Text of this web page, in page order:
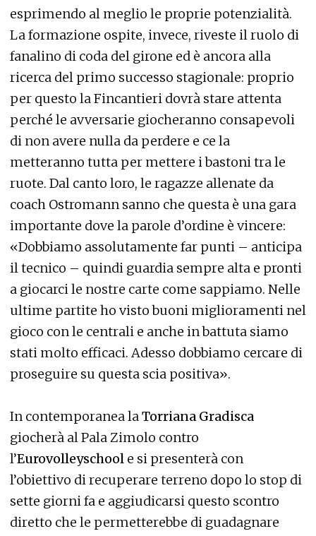
esprimendo al meglio le proprie potenzialità.
La formazione ospite, invece, riveste il ruolo di
fanalino di coda del girone ed è ancora alla
ricerca del primo successo stagionale: proprio
per questo la Fincantieri dovrà stare attenta
perché le avversarie giocheranno consapevoli
di non avere nulla da perdere e ce la
metteranno tutta per mettere i bastoni tra le
ruote. Dal canto loro, le ragazze allenate da
coach Ostromann sanno che questa è una gara
importante dove la parole d’ordine è vincere:
«Dobbiamo assolutamente far punti – anticipa
il tecnico – quindi guardia sempre alta e pronti
a giocarci le nostre carte come sappiamo. Nelle
ultime partite ho visto buoni miglioramenti nel
gioco con le centrali e anche in battuta siamo
stati molto efficaci. Adesso dobbiamo cercare di
proseguire su questa scia positiva».
In contemporanea laTorriana Gradisca
giocherà al Pala Zimolo contro
l’Eurovolleyschool e si presenterà con
l’obiettivo di recuperare terreno dopo lo stop di
sette giorni fa e aggiudicarsi questo scontro
diretto che le permetterebbe di guadagnare